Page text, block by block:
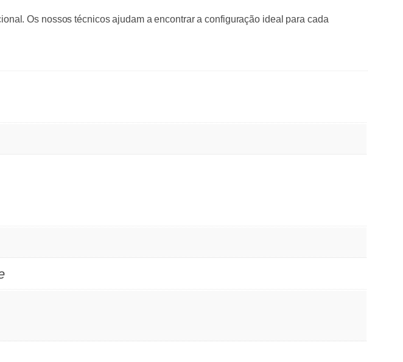
Os nossos técnicos ajudam a encontrar a configuração ideal para cada